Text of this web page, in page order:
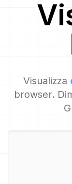
Visualizza
browser.